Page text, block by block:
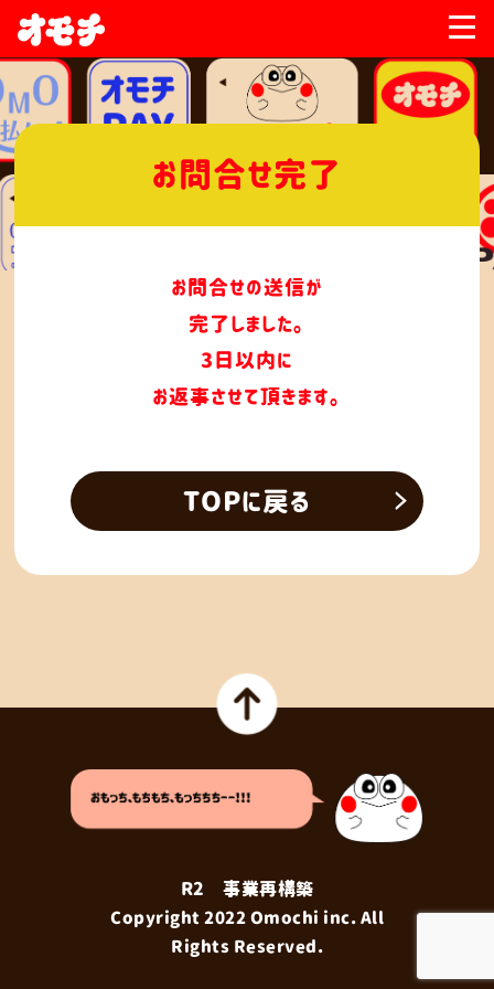
お問合せ完了
お問合せの送信が
完了しました。
3日以内に
お返事させて頂きます。
TOPに戻る
R2 事業再構築
Copyright 2022 Omochi inc. All
Rights Reserved.